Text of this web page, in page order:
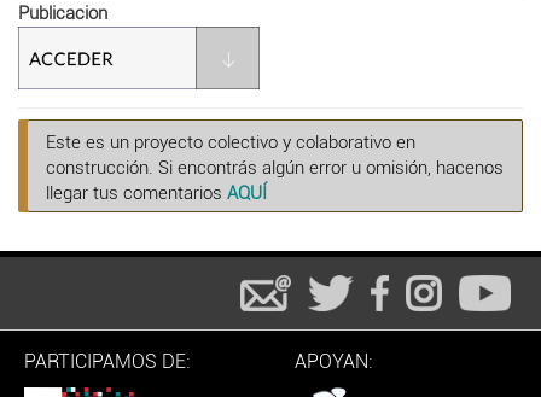
Publicacion
Este es un proyecto colectivo y colaborativo en
construcción. Si encontrás algún error u omisión, hacenos
llegar tus comentarios AQUÍ
PARTICIPAMOS DE: APOYAN: